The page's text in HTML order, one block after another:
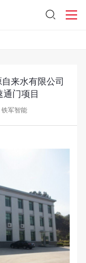
来水有限公司
通门项目
军智能